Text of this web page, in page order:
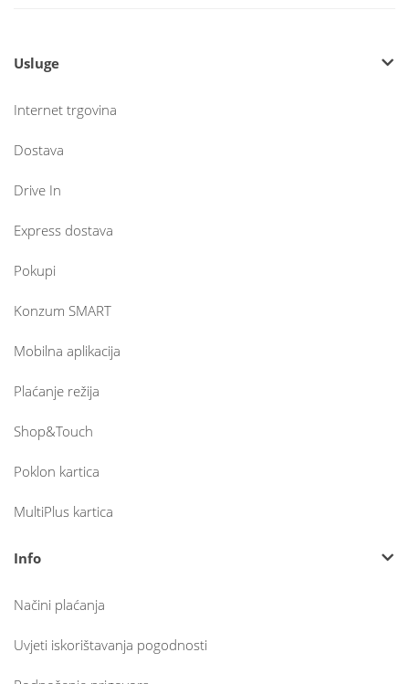
Usluge
Internet trgovina
Dostava
Drive In
Express dostava
Pokupi
Konzum SMART
Mobilna aplikacija
Plaćanje režija
Shop&Touch
Poklon kartica
MultiPlus kartica
Info
Načini plaćanja
Uvjeti iskorištavanja pogodnosti